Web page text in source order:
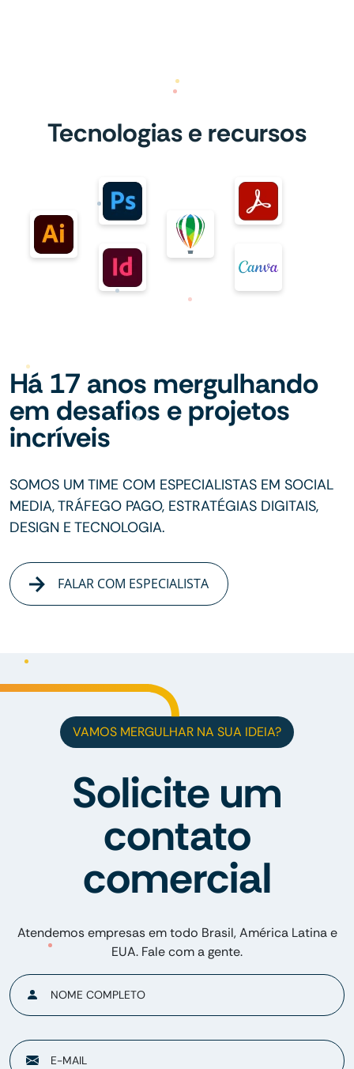
Tecnologias e recursos
Há 17 anos mergulhando
em desafios e projetos
incríveis
SOMOS UM TIME COM ESPECIALISTAS EM SOCIAL
MEDIA, TRÁFEGO PAGO, ESTRATÉGIAS DIGITAIS,
DESIGN E TECNOLOGIA.
FALAR COM ESPECIALISTA
VAMOS MERGULHAR NA SUA IDEIA?
Solicite um
contato
comercial
Atendemos empresas em todo Brasil, América Latina e
EUA. Fale com a gente.
NOME COMPLETO
E-MAIL